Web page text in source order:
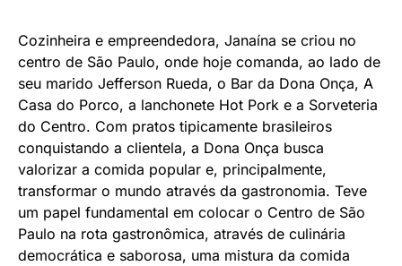
Cozinheira e empreendedora, Janaína se criou no
centro de São Paulo, onde hoje comanda, ao lado de
seu marido Jefferson Rueda, o Bar da Dona Onça, A
Casa do Porco, a lanchonete Hot Pork e a Sorveteria
do Centro. Com pratos tipicamente brasileiros
conquistando a clientela, a Dona Onça busca
valorizar a comida popular e, principalmente,
transformar o mundo através da gastronomia. Teve
um papel fundamental em colocar o Centro de São
Paulo na rota gastronômica, através de culinária
democrática e saborosa, uma mistura da comida